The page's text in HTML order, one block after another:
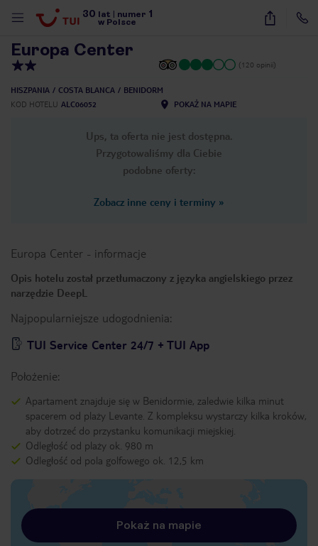
30 lat numer 1
w Polsce
15
Europa Center
(120 opinii)
HISZPANIA COSTA BLANCA
BENIDORM
KOD HOTELU ALC06052 POKAŻ NA MAPIE
Ups, ta oferta nie jest dostępna.
Przygotowaliśmy dla Ciebie
podobne oferty:
Zobacz inne ceny i terminy »
Europa Center - informacje
Opis hotelu został przetłumaczony z języka angielskiego przez
narzędzie DeepL
Najpopularniejsze udogodnienia:
TUI Service Center 24/7 + TUI App
Położenie:
Apartament znajduje się w Benidormie, zaledwie kilka minut
spacerem od plaży Levante. Z kompleksu wystarczy kilka kroków,
aby dotrzeć do przystanku komunikacji miejskiej.
Odległość od plaży ok. 980 m
Odległość od pola golfowego ok. 12,5 km
Pokaż na mapie